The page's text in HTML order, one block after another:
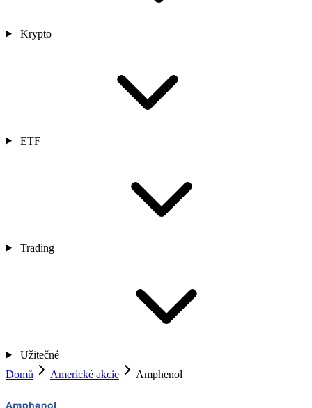
Krypto
ETF
Trading
Užitečné
Domů
Americké akcie Amphenol